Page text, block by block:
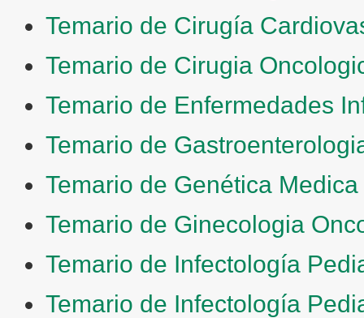
Temario de Cirugía
Temario de Cirugia
Temario de Enfermedades
Temario de
Temario de Genética
Temario de Ginecologia
Temario de Infectología
Temario de Infectología